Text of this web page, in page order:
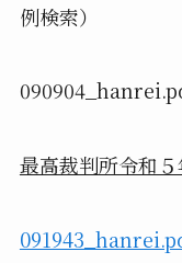
例検索）
最高裁判所令和